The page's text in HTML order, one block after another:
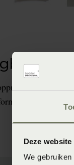
Deze
We
zijn
dan eerst